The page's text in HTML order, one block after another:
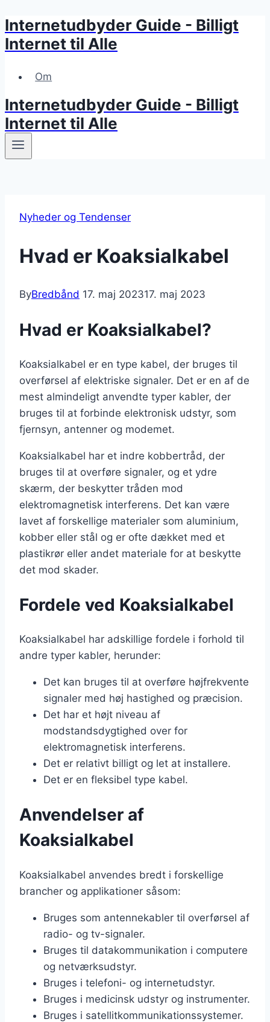
Skip
to
content
Internetudbyder Guide - Billigt
Internet til Alle
Om
Internetudbyder Guide - Billigt
Internet til Alle
Nyheder og Tendenser
Hvad er Koaksialkabel
ByBredbånd 17. maj 202317. maj 2023
Hvad er Koaksialkabel?
Koaksialkabel er en type kabel, der bruges til
overførsel af elektriske signaler. Det er en af ​​de
mest almindeligt anvendte typer kabler, der
bruges til at forbinde elektronisk udstyr, som
fjernsyn, antenner og modemet.
Koaksialkabel har et indre kobbertråd, der
bruges til at overføre signaler, og et ydre
skærm, der beskytter tråden mod
elektromagnetisk interferens. Det kan være
lavet af forskellige materialer som aluminium,
kobber eller stål og er ofte dækket med et
plastikrør eller andet materiale for at beskytte
det mod skader.
Fordele ved Koaksialkabel
Koaksialkabel har adskillige fordele i forhold til
andre typer kabler, herunder:
Det kan bruges til at overføre højfrekvente
signaler med høj hastighed og præcision.
Det har et højt niveau af
modstandsdygtighed over for
elektromagnetisk interferens.
Det er relativt billigt og let at installere.
Det er en fleksibel type kabel.
Anvendelser af
Koaksialkabel
Koaksialkabel anvendes bredt i forskellige
brancher og applikationer såsom:
Bruges som antennekabler til overførsel af
radio- og tv-signaler.
Bruges til datakommunikation i computere
og netværksudstyr.
Bruges i telefoni- og internetudstyr.
Bruges i medicinsk udstyr og instrumenter.
Bruges i satellitkommunikationssystemer.